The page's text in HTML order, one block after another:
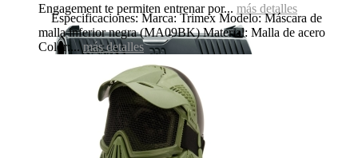
Engagement te permiten entrenar por... más detalles
Especificaciones: Marca: Trimex Modelo: Máscara de
malla inferior negra (MA09BK) Material: Malla de acero
Color:...más detalles